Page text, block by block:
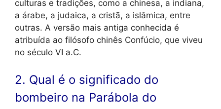
culturas e tradições, como a chinesa, a indiana,
a árabe, a judaica, a cristã, a islâmica, entre
outras. A versão mais antiga conhecida é
atribuída ao filósofo chinês Confúcio, que viveu
no século VI a.C.
2. Qual é o significado do
bombeiro na Parábola do